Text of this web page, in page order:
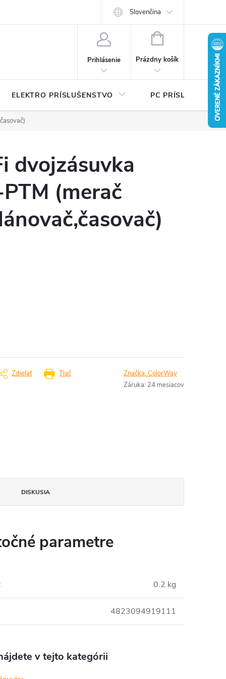
Písalo sa o nás
Slovenčina
Prihlásenie
NÁKUPNÝ
Prázdny košík
ELEKTRO PRÍSLUŠENSTVO PC
dvojzásuvka
(merač
Tlač
Zdieľať Značka:ColorWay
Záruka: 24 mesiacov
DISKUSIA
parametre
0.2 kg
4823094919111
v tejto kategórii